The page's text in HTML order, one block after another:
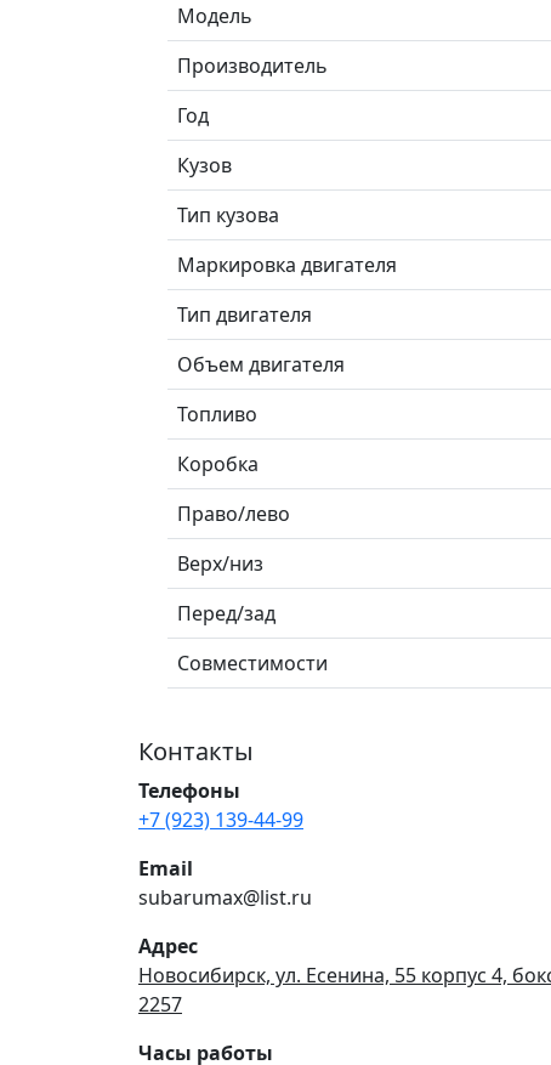
Модель
Производитель
Год
Кузов
Тип кузова
Маркировка двигателя
Тип двигателя
Объем двигателя
Топливо
Коробка
Право/лево
Верх/низ
Перед/зад
Совместимости
Контакты
Телефоны
+7 (923) 139-44-99
Email
subarumax@list.ru
Адрес
Новосибирск, ул. Есенина, 55 корпус 4,
2257
Часы работы